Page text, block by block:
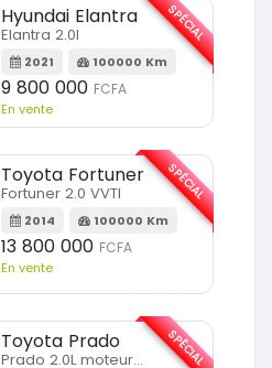
Hyundai Elantra
Elantra 2.0l
2021 100000 Km
9 800 000 FCFA
En vente
SPÉCIAL
Toyota Fortuner
Fortuner 2.0 VVTI
2014 100000 Km
13 800 000 FCFA
En vente
SPÉCIAL
Toyota Prado
Prado 2.0L moteur d4d SPÉCIAL